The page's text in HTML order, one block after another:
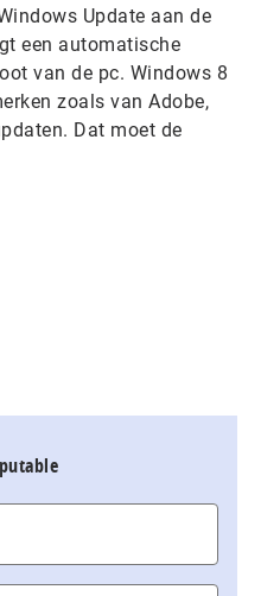
Update aan de
een automatische
van de pc. Windows 8
zoals van Adobe,
Dat moet de